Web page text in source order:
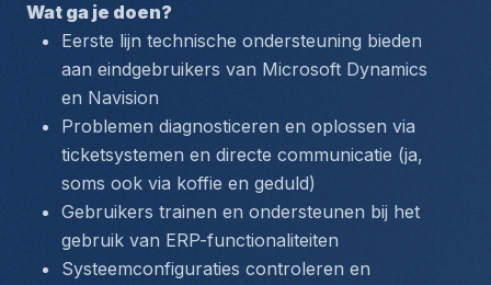
Wat ga je doen?
Eerste lijn technische ondersteuning bieden
aan eindgebruikers van Microsoft Dynamics
en Navision
Problemen diagnosticeren en oplossen via
ticketsystemen en directe communicatie (ja,
soms ook via koffie en geduld)
Gebruikers trainen en ondersteunen bij het
gebruik van ERP-functionaliteiten
Systeemconfiguraties controleren en